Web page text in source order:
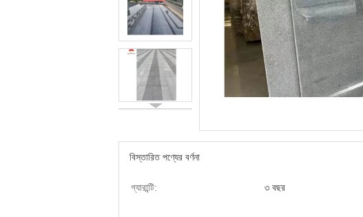
বিস্তারিত পণ্যের বর্ণনা
গ্যারান্টি: ৩ বছর